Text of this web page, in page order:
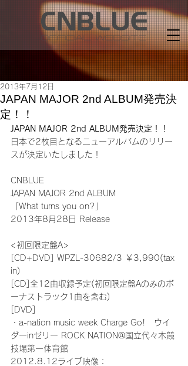
JAPAN MAJOR 2nd ALBUM発売決
定！！
2013年7月12日
JAPAN MAJOR 2nd ALBUM発売決定！！
日本で2枚目となるニューアルバムのリリー
スが決定いたしました！
CNBLUE
JAPAN MAJOR 2nd ALBUM
「What turns you on?」
2013年8月28日 Release
<初回限定盤A>
[CD+DVD] WPZL-30682/3 ￥3,990(tax
in)
[CD]全12曲収録予定(初回限定盤Aのみのボ
ーナストラック1曲を含む)
[DVD]
・a-nation music week Charge Go!　ウイ
ダーinゼリー ROCK NATION@国立代々木競
技場第一体育館
2012.8.12ライブ映像：